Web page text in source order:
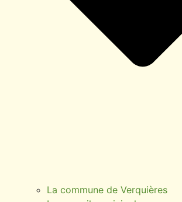
La commune de Verquières